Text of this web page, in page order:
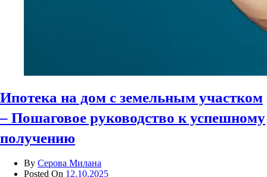
Ипотека на дом с земельным участком
– Пошаговое руководство к успешному
получению
By Серова Милана
Posted On 12.10.2025